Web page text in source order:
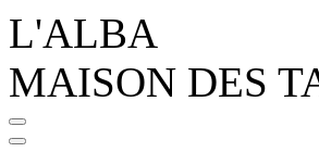
L'ALBA
MAISON DES